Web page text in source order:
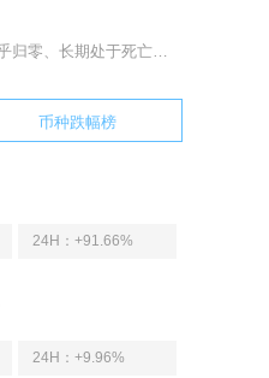
LXT（Litex，闪付币）是一个已近乎归零、长期处于死亡状态的高风险空气币，项目基本停滞
币种跌幅榜
24H： +91.66%
24H： +9.96%